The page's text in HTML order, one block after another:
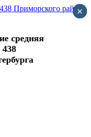
cредняя
×
×
×
×
×